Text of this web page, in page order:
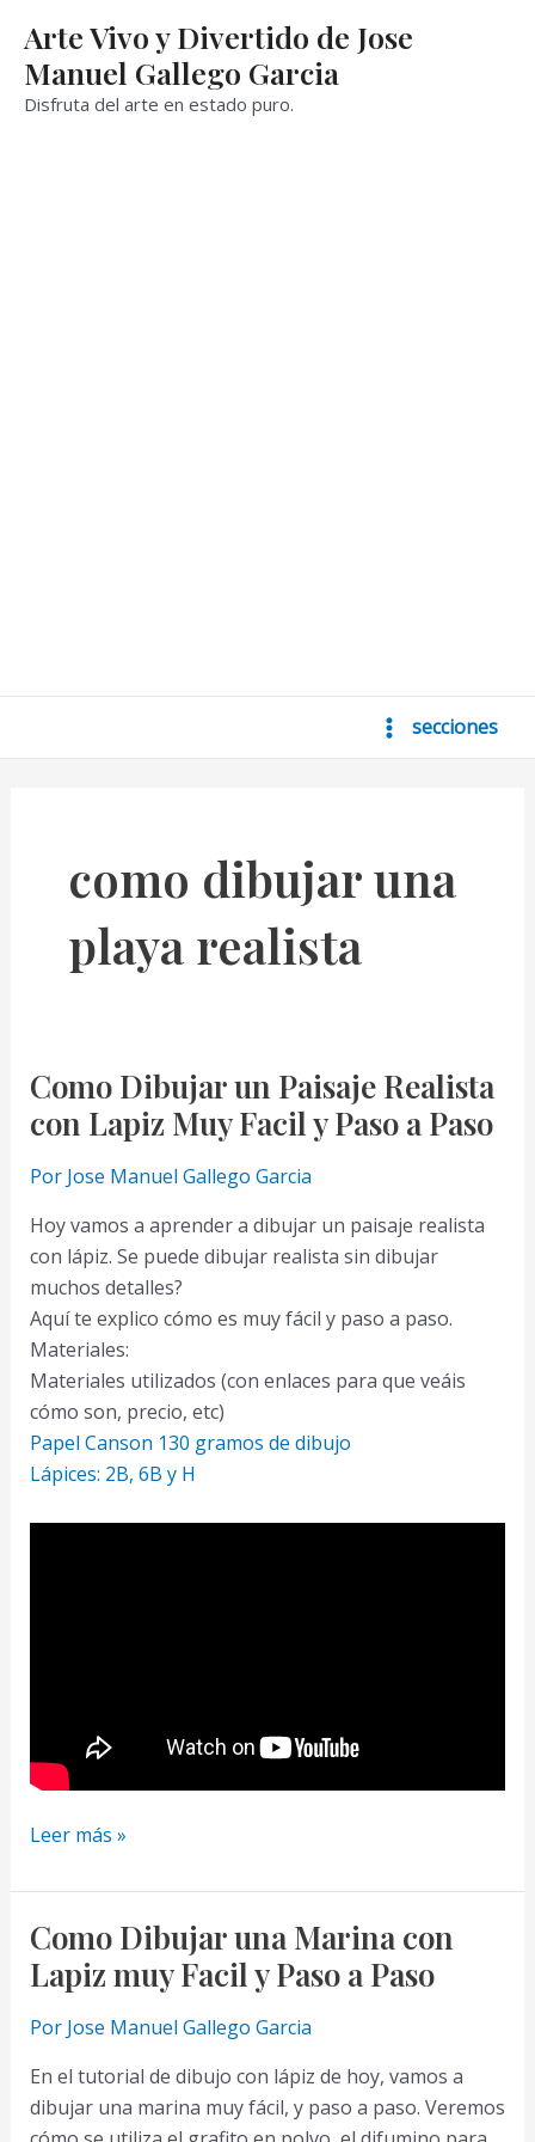
contenido
Arte Vivo y Divertido de Jose
Manuel Gallego Garcia
Disfruta del arte en estado puro.
Main
secciones
como dibujar una
playa realista
Como Dibujar un Paisaje Realista
con Lapiz Muy Facil y Paso a Paso
Por Jose Manuel Gallego Garcia
Hoy vamos a aprender a dibujar un paisaje realista
con lápiz. Se puede dibujar realista sin dibujar
muchos detalles?
Aquí te explico cómo es muy fácil y paso a paso.
Materiales:
Materiales utilizados (con enlaces para que veáis
cómo son, precio, etc)
Papel Canson 130 gramos de dibujo
Lápices: 2B, 6B y H
Como
un
Paisaje
Realista
con
Lapiz
Facil
y
Leer más »
Como Dibujar una Marina con
Lapiz muy Facil y Paso a Paso
Por Jose Manuel Gallego Garcia
En el tutorial de dibujo con lápiz de hoy, vamos a
dibujar una marina muy fácil, y paso a paso. Veremos